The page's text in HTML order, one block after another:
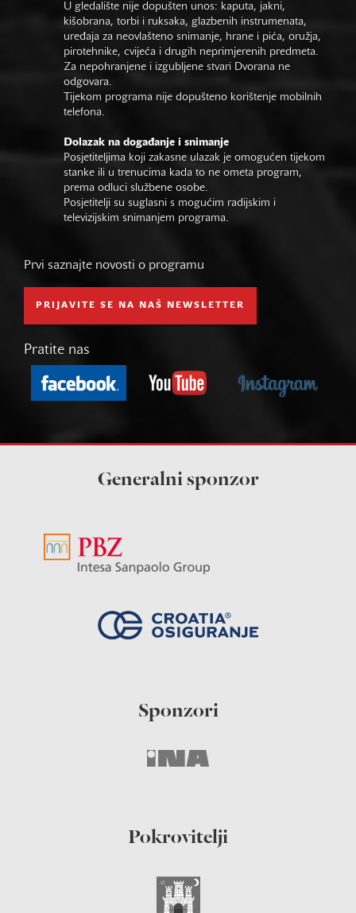
U gledalište nije dopušten unos: kaputa, jakni,
kišobrana, torbi i ruksaka, glazbenih instrumenata,
uređaja za neovlašteno snimanje, hrane i pića, oružja,
pirotehnike, cvijeća i drugih neprimjerenih predmeta.
Za nepohranjene i izgubljene stvari Dvorana ne
odgovara.
Tijekom programa nije dopušteno korištenje mobilnih
telefona.
Dolazak na događanje i snimanje
Posjetiteljima koji zakasne ulazak je omogućen tijekom
stanke ili u trenucima kada to ne ometa program,
prema odluci službene osobe.
Posjetitelji su suglasni s mogućim radijskim i
televizijskim snimanjem programa.
Prvi saznajte novosti o programu
PRIJAVITE SE NA NAŠ NEWSLETTER
Pratite nas
Generalni sponzor
Sponzori
Pokrovitelji